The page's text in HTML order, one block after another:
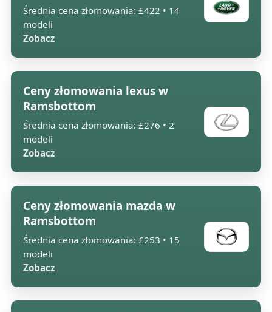
Średnia cena złomowania: £422 • 14
modeli
Zobacz
Ceny złomowania lexus w
Ramsbottom
Średnia cena złomowania: £276 • 2
modeli
Zobacz
Ceny złomowania mazda w
Ramsbottom
Średnia cena złomowania: £253 • 15
modeli
Zobacz